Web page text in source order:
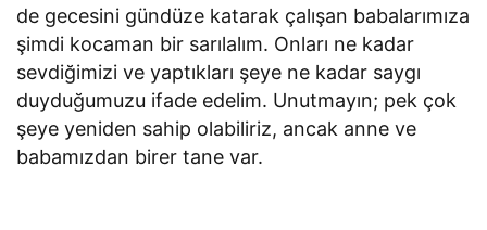
de gecesini gündüze katarak çalışan babalarımıza
şimdi kocaman bir sarılalım. Onları ne kadar
sevdiğimizi ve yaptıkları şeye ne kadar saygı
duyduğumuzu ifade edelim. Unutmayın; pek çok
şeye yeniden sahip olabiliriz, ancak anne ve
babamızdan birer tane var.